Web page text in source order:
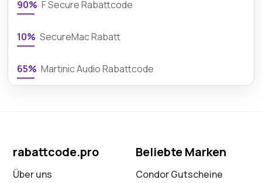
90% F Secure Rabattcode
10% SecureMac Rabatt
65% Martinic Audio Rabattcode
rabattcode.pro
Über uns
Beliebte Marken
Condor Gutscheine